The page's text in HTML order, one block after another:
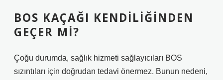
BOS KAÇAĞI KENDILIĞINDEN
GEÇER MI?
Çoğu durumda, sağlık hizmeti sağlayıcıları BOS
sızıntıları için doğrudan tedavi önermez. Bunun nedeni,